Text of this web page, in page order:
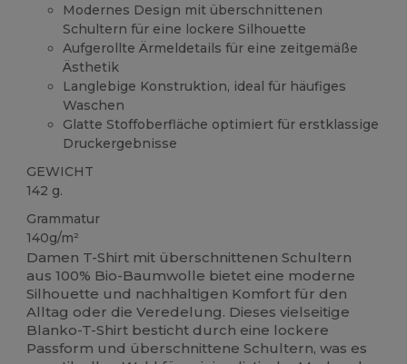
Modernes Design mit überschnittenen
Schultern für eine lockere Silhouette
Aufgerollte Ärmeldetails für eine zeitgemäße
Ästhetik
Langlebige Konstruktion, ideal für häufiges
Waschen
Glatte Stoffoberfläche optimiert für erstklassige
Druckergebnisse
GEWICHT
142 g.
Grammatur
140g/m²
Damen T-Shirt mit überschnittenen Schultern
aus 100% Bio-Baumwolle bietet eine moderne
Silhouette und nachhaltigen Komfort für den
Alltag oder die Veredelung. Dieses vielseitige
Blanko-T-Shirt besticht durch eine lockere
Passform und überschnittene Schultern, was es